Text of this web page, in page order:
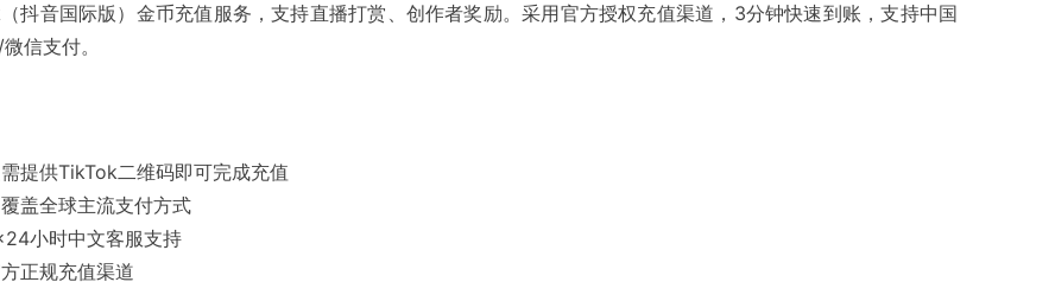
抖音国际版）金币充值服务，支持直播打赏、创作者奖励。采用官方授权充值渠道，3分钟快速到账，支持中国
信支付。
需提供TikTok二维码即可完成充值
覆盖全球主流支付方式
小时中文客服支持
方正规充值渠道